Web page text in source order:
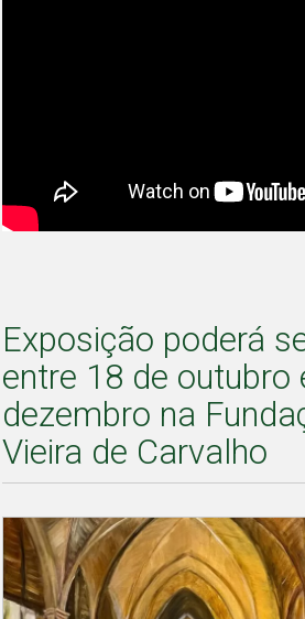
Exposição poderá
entre 18 de outubro
dezembro na
Vieira de Carvalho